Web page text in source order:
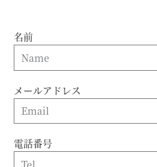
名前
メールアドレス
電話番号